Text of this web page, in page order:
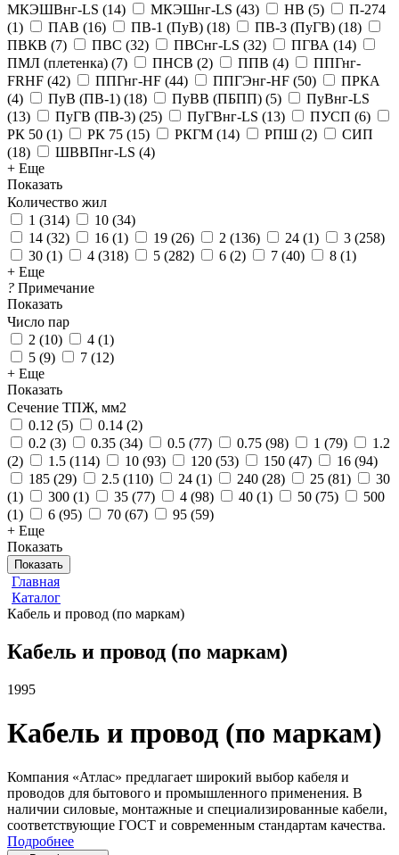
МКЭШВнг-LS (14) МКЭШнг-LS (43) НВ (5)
П-274
(1) ПАВ (16) ПВ-1 (ПуВ) (18) ПВ-3 (ПуГВ) (18)
ПВКВ (7) ПВС (32) ПВСнг-LS (32) ПГВА (14)
ПМЛ (плетенка) (7) ПНСВ (2) ППВ (4)
ППГнг-
FRHF (42) ППГнг-HF (44) ППГЭнг-HF (50)
ПРКА
(4) ПуВ (ПВ-1) (18) ПуВВ (ПБПП) (5)
ПуВнг-LS
(13) ПуГВ (ПВ-3) (25) ПуГВнг-LS (13) ПУСП (6)
РК 50 (1) РК 75 (15) РКГМ (14) РПШ (2)
СИП
(18) ШВВПнг-LS (4)
+ Еще
Показать
Количество жил
1 (314) 10 (34)
14 (32) 16 (1) 19 (26) 2 (136) 24 (1) 3 (258)
30 (1) 4 (318) 5 (282) 6 (2) 7 (40) 8 (1)
+ Еще
? Примечание
Показать
Число пар
2 (10) 4 (1)
5 (9) 7 (12)
+ Еще
Показать
Сечение ТПЖ, мм2
0.12 (5) 0.14 (2)
0.2 (3) 0.35 (34) 0.5 (77) 0.75 (98) 1 (79)
1.2
(2) 1.5 (114) 10 (93) 120 (53) 150 (47) 16 (94)
185 (29) 2.5 (110) 24 (1) 240 (28) 25 (81)
30
(1) 300 (1) 35 (77) 4 (98) 40 (1) 50 (75)
500
(1) 6 (95) 70 (67) 95 (59)
+ Еще
Показать
Показать
Главная
Каталог
Кабель и провод (по маркам)
Кабель и провод (по маркам)
1995
Кабель и провод (по маркам)
Компания «Атлас» предлагает широкий выбор кабеля и
проводов для бытового и промышленного применения. В
наличии силовые, монтажные и специализированные кабели,
соответствующие ГОСТ и современным стандартам качества.
Подробнее